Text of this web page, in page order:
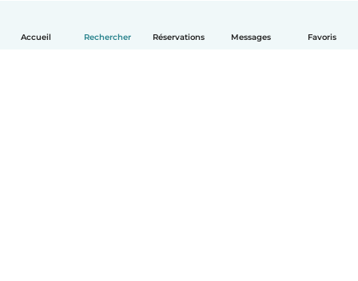
Accueil Rechercher Réservations Messages Favoris